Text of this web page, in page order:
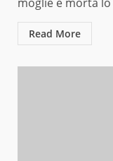
Read More